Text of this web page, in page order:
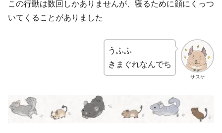
この行動は数回しかありませんが、寝るために顔にくっつ
いてくることがありました
サスケ
うふふ
きまぐれなんでち